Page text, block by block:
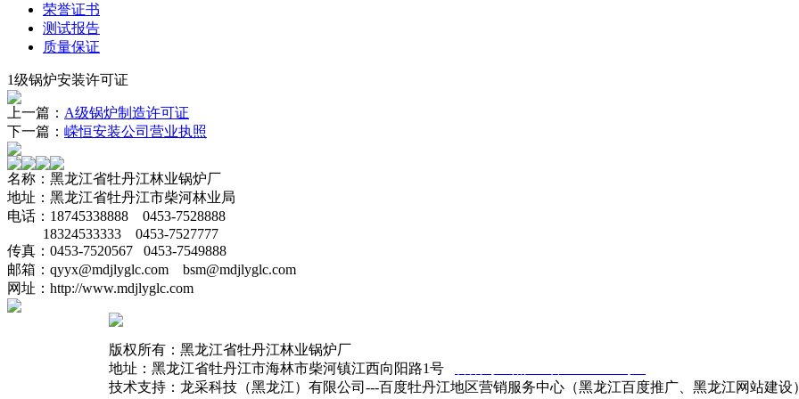
荣誉证书
测试报告
质量保证
1级锅炉安装许可证
上一篇： A级锅炉制造许可证
下一篇： 嵘恒安装公司营业执照
名称：黑龙江省牡丹江林业锅炉厂
地址：黑龙江省牡丹江市柴河林业局
电话：18745338888 0453-7528888
18324533333 0453-7527777
传真：0453-7520567 0453-7549888
邮箱：qyyx@mdjlyglc.com bsm@mdjlyglc.com
网址：http://www.mdjlyglc.com
版权所有：黑龙江省牡丹江林业锅炉厂
地址：黑龙江省牡丹江市海林市柴河镇江西向阳路1号
技术支持：龙采科技（黑龙江）有限公司---百度牡丹江地区营销服务中心（黑龙江百度推广、黑龙江网站建设